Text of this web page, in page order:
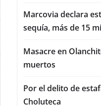
Marcovia declara
sequía, más de 15
Masacre en
muertos
Por el delito de
Choluteca